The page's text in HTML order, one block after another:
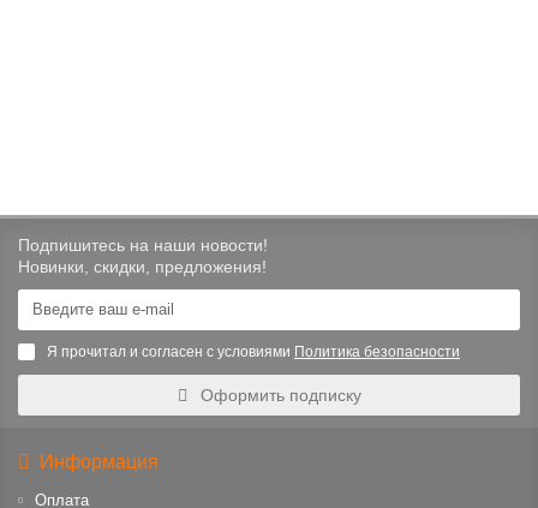
Подпишитесь на наши новости!
Новинки, скидки, предложения!
Я прочитал и согласен с условиями Политика безопасности
Оформить подписку
Информация
Оплата